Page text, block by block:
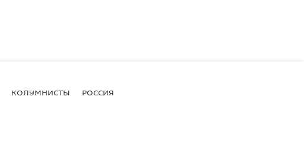
КОЛУМНИСТЫ РОССИЯ